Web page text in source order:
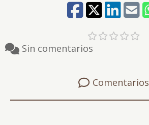
Sin comentarios
Comentarios